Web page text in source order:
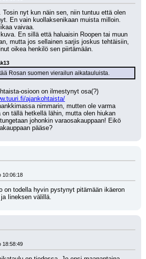
nyt kun näin sen, niin tuntuu että olen
En vain kuollaksenikaan muista milloin.
vaivaa.
En sillä että haluaisin Roopen tai muun
mutta jos sellainen sarjis joskus tehtäisiin,
oikea henkilö sen piirtämään.
Rosan suomen vierailun aikatauluista.
osioon on ilmestynyt osa(?)
ajankohtaista/
nimmarin, mutten ole varma
tällä hetkellä lähin, mutta olen hiukan
johonkin varaosakauppaan! Eikö
pääse?
10:06:18
on todella hyvin pystynyt pitämään ikäeron
Iineksen välillä.
18:58:49